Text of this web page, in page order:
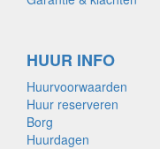
HUUR INFO
Huurvoorwaarden
Huur reserveren
Borg
Huurdagen